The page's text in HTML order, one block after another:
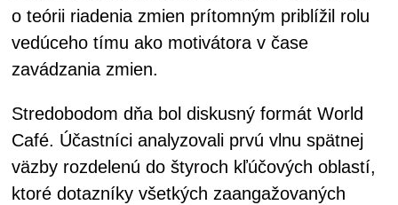
o teórii riadenia zmien prítomným priblížil rolu
vedúceho tímu ako motivátora v čase
zavádzania zmien.
Stredobodom dňa bol diskusný formát World
Café. Účastníci analyzovali prvú vlnu spätnej
väzby rozdelenú do štyroch kľúčových oblastí,
ktoré dotazníky všetkých zaangažovaných